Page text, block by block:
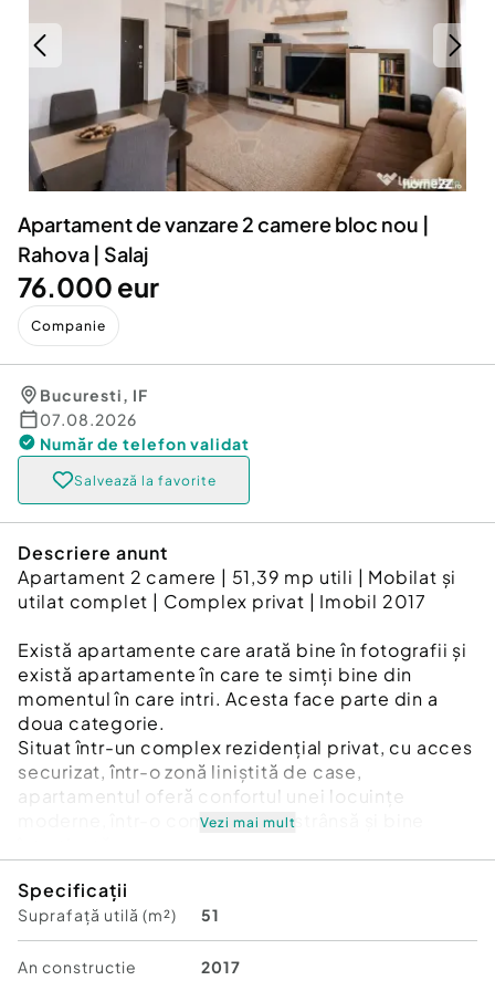
Servicii
Animale de companie
Afaceri și echipamente profesionale
Inchiriere Bunuri si Vehicule
Utilaje agricole si industriale
Piese auto si accesorii
Dacia Duster
Apartament de vanzare 2 camere bloc nou |
Rahova | Salaj
76.000 eur
Companie
Bucuresti, IF
07.08.2026
Număr de telefon validat
Salvează la favorite
Descriere anunt
Apartament 2 camere | 51,39 mp utili | Mobilat și
utilat complet | Complex privat | Imobil 2017
Există apartamente care arată bine în fotografii și
există apartamente în care te simți bine din
momentul în care intri. Acesta face parte din a
doua categorie.
Situat într-un complex rezidențial privat, cu acces
securizat, într-o zonă liniștită de case,
apartamentul oferă confortul unei locuințe
moderne, într-o comunitate restrânsă și bine
se adaugă un balcon inchis de 3,96 mp, rezultând
o suprafață utilă totală de 51,39 mp.
Compartimentarea este eficientă și bine
organizată: living spațios cu bucătărie open-
Vezi mai mult
Specificații
Suprafață utilă (m²) 51
An constructie 2017